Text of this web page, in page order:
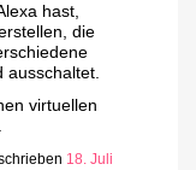
hast,
die
virtuellen
18. Juli